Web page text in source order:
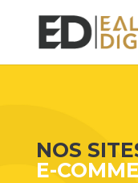
NOS
E-